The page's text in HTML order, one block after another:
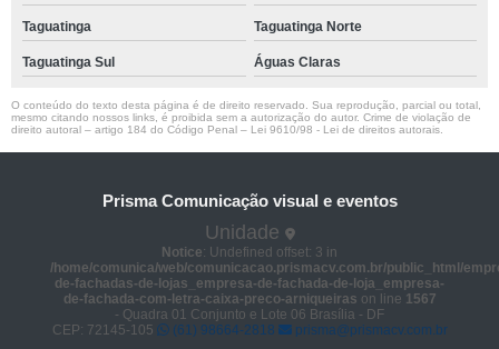
Taguatinga Taguatinga Norte
Taguatinga Sul Águas Claras
O conteúdo do texto desta página é de direito reservado. Sua reprodução, parcial ou total,
mesmo citando nossos links, é proibida sem a autorização do autor. Crime de violação de
direito autoral – artigo 184 do Código Penal – Lei 9610/98 - Lei de direitos autorais
Prisma Comunicação visual e eventos
Unidade
Notice: Undefined offset: 3 in
/home/comunica/web/comunicacao.prismacv.com.br/public_html/
de-fachadas-de-lojas_empresa-de-fachada-de-loja_empresa-
de-fachada-com-letra-caixa-preco-arniqueiras on line 1567
- Quadra 01 Conjunto e Lote 06 Brasília - DF
CEP: 72145-105
(61) 98664-2818 prisma@prismacv.com.br